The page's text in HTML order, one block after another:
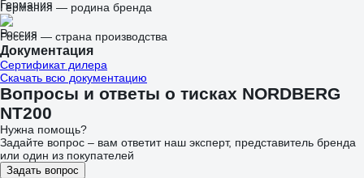
Германия — родина бренда
Россия — страна производства
Документация
Сертификат дилера
Скачать всю документацию
Вопросы и ответы о тисках NORDBERG
NT200
Нужна помощь?
Задайте вопрос – вам ответит наш эксперт, представитель бренда
или один из покупателей
Задать вопрос